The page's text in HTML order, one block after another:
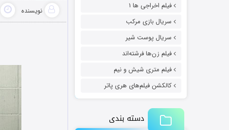
فیلم اخراجی ها ۱
سریال بازی مرکب
سریال پوست شیر
فیلم زن‌ها فرشته‌اند
فیلم متری شیش و نیم
کالکشن فیلم‌های هری پاتر
دسته بندی
نویسنده